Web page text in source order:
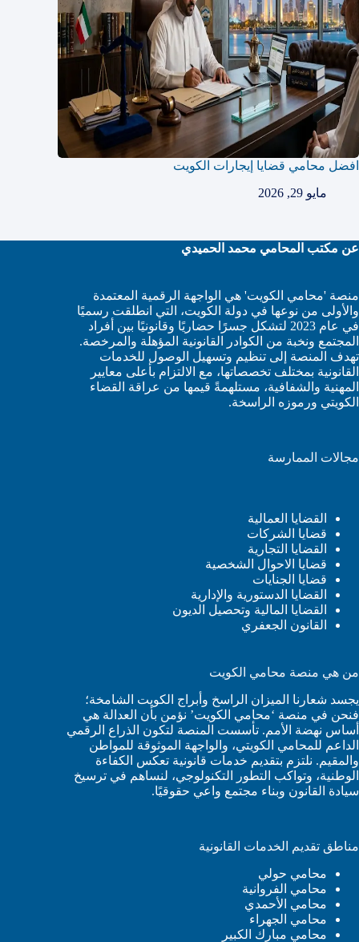
افضل محامي قضايا إيجارات الكويت
مايو 29, 2026
عن مكتب المحامي محمد الحميدي
منصة 'محامي الكويت' هي الواجهة الرقمية المعتمدة
والأولى من نوعها في دولة الكويت، التي انطلقت رسميًا
في عام 2023 لتشكل جسرًا حضاريًا وقانونيًا بين أفراد
المجتمع ونخبة من الكوادر القانونية المؤهلة والمرخصة.
تهدف المنصة إلى تنظيم وتسهيل الوصول للخدمات
القانونية بمختلف تخصصاتها، مع الالتزام بأعلى معايير
المهنية والشفافية، مستلهمةً قيمها من عراقة القضاء
الكويتي ورموزه الراسخة.
مجالات الممارسة
القضايا العمالية
قضايا الشركات
القضايا التجارية
قضايا الاحوال الشخصية
قضايا الجنايات
القضايا الدستورية والإدارية
القضايا المالية وتحصيل الديون
القانون الجعفري
من هي منصة محامي الكويت
يجسد شعارنا الميزان الراسخ وأبراج الكويت الشامخة؛
فنحن في منصة ‘محامي الكويت’ نؤمن بأن العدالة هي
أساس نهضة الأمم. تأسست المنصة لتكون الذراع الرقمي
الداعم للمحامي الكويتي، والواجهة الموثوقة للمواطن
والمقيم. نلتزم بتقديم خدمات قانونية تعكس الكفاءة
الوطنية، وتواكب التطور التكنولوجي، لنساهم في ترسيخ
سيادة القانون وبناء مجتمع واعي حقوقيًا.
مناطق تقديم الخدمات القانونية
محامي حولي
محامي الفروانية
محامي الأحمدي
محامي الجهراء
محامي مبارك الكبير